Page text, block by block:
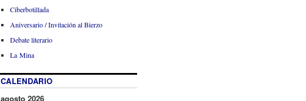
Ciberbotillada
Aniversario / Invitación al Bierzo
Debate literario
La Mina
CALENDARIO
agosto 2026